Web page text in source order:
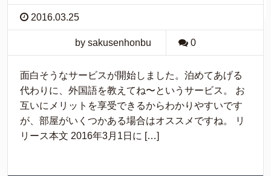
2016.03.25
by sakusenhonbu 0
面白そうなサービスが開始しました。泊めてあげる
代わりに、外国語を教えてね〜というサービス。 お
互いにメリットを享受できるからわかりやすいです
が、部屋がいくつかある場合はオススメですね。 リ
リース本文 2016年3月1日に […]